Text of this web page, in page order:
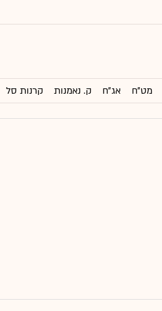
מט"ח אג"ח ק. נאמנות קרנות סל